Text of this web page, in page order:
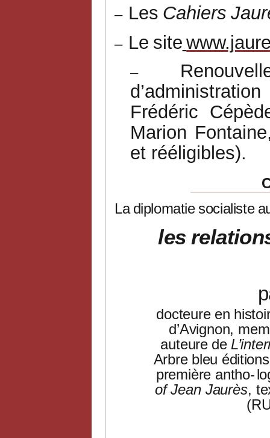
– Les Cahiers
– Le site
–
Frédéric
Marion
et rééligibles).
La diplomatie socialiste
les
docteure en
d’Avignon,
auteure de
Arbre bleu
première antho-
of Jean Jaurès,